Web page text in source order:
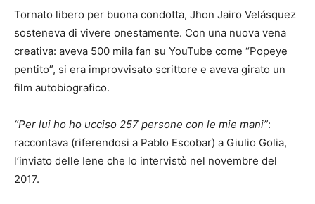
Tornato libero per buona condotta, Jhon Jairo Velásquez
sosteneva di vivere onestamente. Con una nuova vena
creativa: aveva 500 mila fan su YouTube come “Popeye
pentito”, si era improvvisato scrittore e aveva girato un
film autobiografico.
“Per lui ho ho ucciso 257 persone con le mie mani”:
raccontava (riferendosi a Pablo Escobar) a Giulio Golia,
l’inviato delle Iene che lo intervistò nel novembre del
2017.